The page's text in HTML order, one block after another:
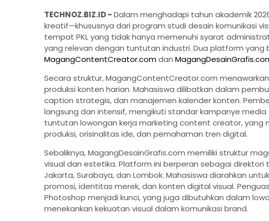
TECHNOZ.BIZ.ID -Dalam menghadapi tahun akademik
kreatif—khususnya dari program studi desain komunikasi
tempat PKL yang tidak hanya memenuhi syarat
yang relevan dengan tuntutan industri. Dua platform yang
MagangContentCreator.comdan
Secara struktur, MagangContentCreator.com
produksi konten harian. Mahasiswa dilibatkan dalam
caption strategis, dan manajemen kalender konten.
langsung dan intensif, mengikuti standar kampanye media
tuntutan lowongan kerja marketing content creator, yang
produksi, orisinalitas ide, dan pemahaman tren digital.
Sebaliknya, MagangDesainGrafis.com memiliki struktur
visual dan estetika. Platform ini berperan sebagai
Jakarta, Surabaya, dan Lombok. Mahasiswa diarahkan
promosi, identitas merek, dan konten digital visual.
Photoshop menjadi kunci, yang juga dibutuhkan dalam
menekankan kekuatan visual dalam komunikasi brand.